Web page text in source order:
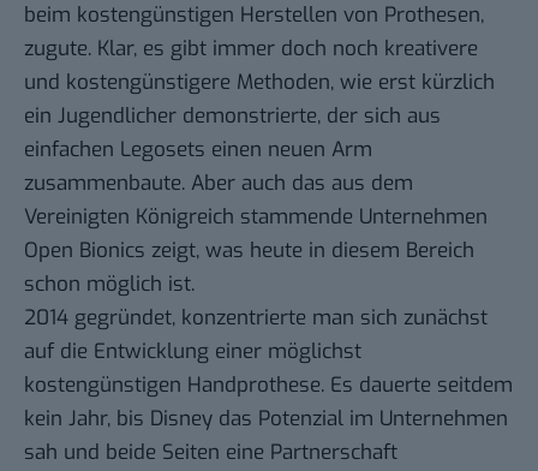
beim kostengünstigen Herstellen von Prothesen,
zugute. Klar, es gibt immer doch noch kreativere
und kostengünstigere Methoden, wie erst kürzlich
ein Jugendlicher demonstrierte, der sich aus
einfachen Legosets einen neuen Arm
zusammenbaute. Aber auch das aus dem
Vereinigten Königreich stammende Unternehmen
Open Bionics zeigt, was heute in diesem Bereich
schon möglich ist.
2014 gegründet, konzentrierte man sich zunächst
auf die Entwicklung einer möglichst
kostengünstigen Handprothese. Es dauerte seitdem
kein Jahr, bis Disney das Potenzial im Unternehmen
sah und beide Seiten eine Partnerschaft